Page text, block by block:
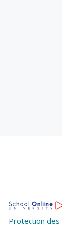
Protection des